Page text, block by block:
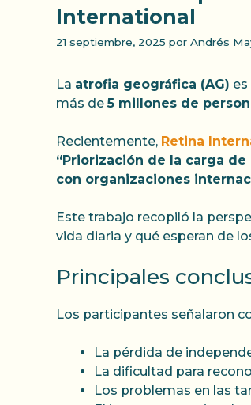
International
21 septiembre, 2025 por Andrés
La atrofia geográfica (AG)
más de5 millones de
Recientemente, Retina
“Priorización de la carga
con organizaciones
Este trabajo recopiló la
vida diaria y qué esperan de
Principales
Los participantes señalaron
La pérdida de
La dificultad para
Los problemas en las